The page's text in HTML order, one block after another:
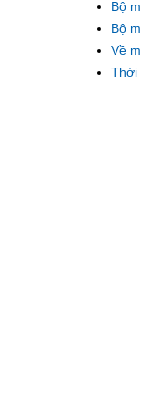
Bộ
Bộ
Về
Thời